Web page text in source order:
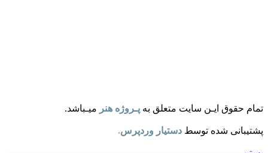
تمام حقوق ایـن سایت متعلق به پـروژه هنر میـباشد.
پشتیبانی شده توسط دستیار وردپرس.